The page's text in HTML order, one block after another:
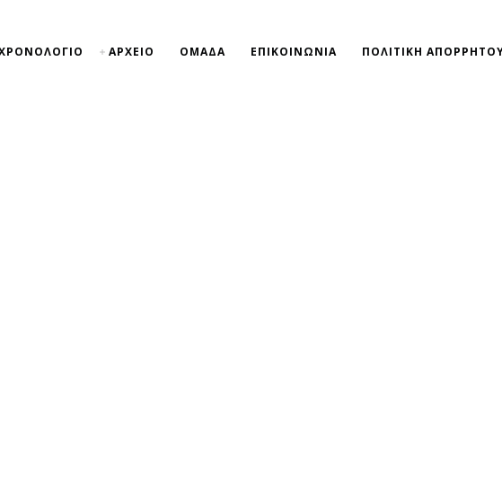
ΑΡΧΕΙΟ ΟΜΑΔΑ ΕΠΙΚΟΙΝΩΝΙΑ ΠΟΛΙΤΙΚΗ